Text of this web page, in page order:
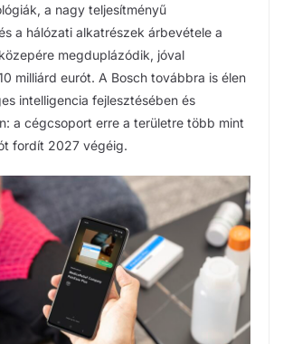
a nagy teljesítményű
a hálózati alkatrészek árbevétele a
megduplázódik, jóval
milliárd eurót. A Bosch továbbra is élen
intelligencia fejlesztésében és
a cégcsoport erre a területre több mint
fordít 2027 végéig.